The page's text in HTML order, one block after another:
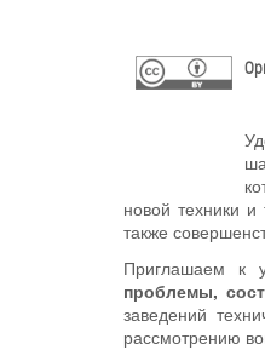
новой техники и
также
Приглашаем к
проблемы,
заведений
рассмотрению